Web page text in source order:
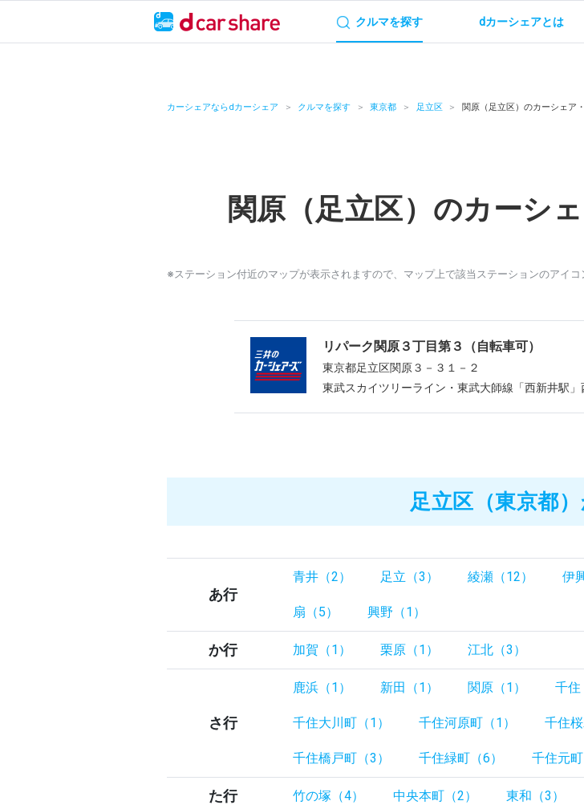
クルマを探す dカーシェアとは
カーシェアならdカーシェア クルマを探す 東京都 足立区 関原（足立区）のカーシェア
関原（足立区）のカーシ
※ステーション付近のマップが表示されますので、マップ上で該当ステーションのアイコ
リパーク関原３丁目第３（自転車可）
東京都足立区関原３－３１－２
東武スカイツリーライン・東武大師線「西新井駅
足立区（東京都
あ行
青井（2） 足立（3） 綾瀬（12） 伊
扇（5） 興野（1）
か行 加賀（1） 栗原（1） 江北（3）
さ行
鹿浜（1） 新田（1） 関原（1） 千住
千住大川町（1） 千住河原町（1） 千住桜
千住橋戸町（3） 千住緑町（6） 千住元町
た行 竹の塚（4） 中央本町（2） 東和（3）
よくあるご質問・お問い合わせ